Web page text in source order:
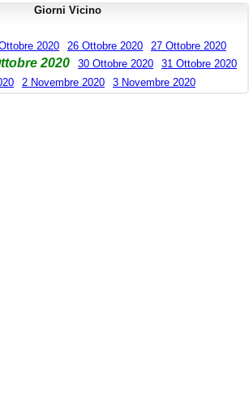
Giorni Vicino
2020 26 Ottobre 2020
27 Ottobre 2020
2020 30 Ottobre 2020
31 Ottobre 2020
2 Novembre 2020 3 Novembre 2020